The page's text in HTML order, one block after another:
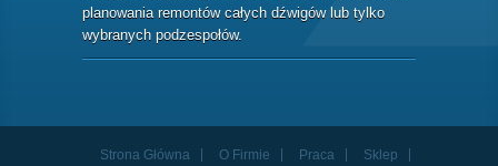
planowania remontów całych dźwigów lub tylko
wybranych podzespołów.
Strona Główna O Firmie Praca
Sklep